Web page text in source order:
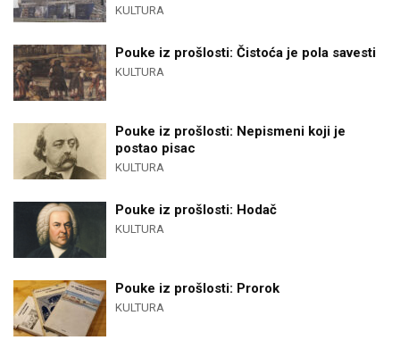
KULTURA
Pouke iz prošlosti: Čistoća je pola savesti
KULTURA
Pouke iz prošlosti: Nepismeni koji je
postao pisac
KULTURA
Pouke iz prošlosti: Hodač
KULTURA
Pouke iz prošlosti: Prorok
KULTURA